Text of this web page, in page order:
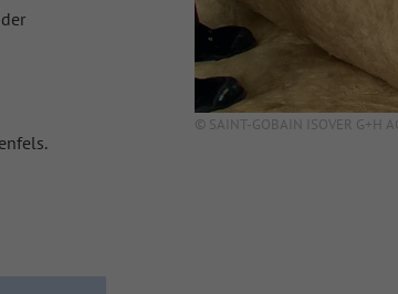
SAINT-GOBAIN ISOVER G+H